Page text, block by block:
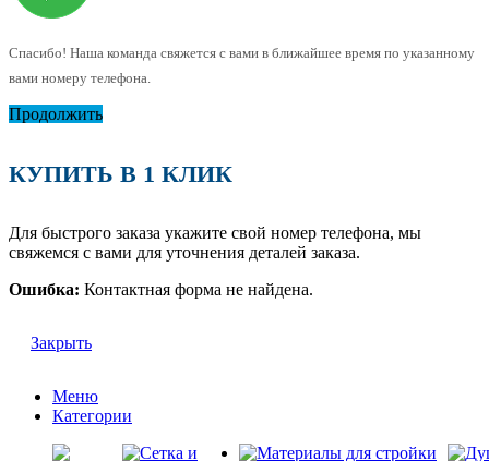
Спасибо! Наша команда свяжется с вами в ближайшее время по указанному
вами номеру телефона.
Продолжить
КУПИТЬ В 1 КЛИК
Для быстрого заказа укажите свой номер телефона, мы
свяжемся с вами для уточнения деталей заказа.
Ошибка: Контактная форма не найдена.
Закрыть
Меню
Категории